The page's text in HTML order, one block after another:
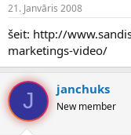
21. Janvāris 2008
šeit: http://
marketings-video/
J janchuks
New member